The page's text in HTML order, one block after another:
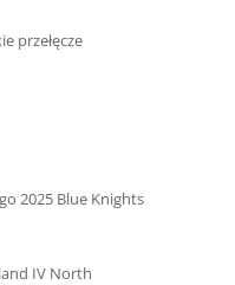
przełęcze
2025 Blue Knights
IV North